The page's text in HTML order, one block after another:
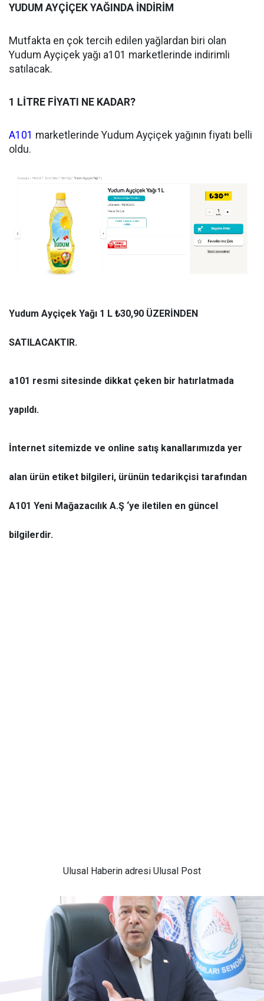
YUDUM AYÇİÇEK YAĞINDA İNDİRİM
Mutfakta en çok tercih edilen yağlardan biri olan
Yudum Ayçiçek yağı a101 marketlerinde indirimli
satılacak.
1 LİTRE FİYATI NE KADAR?
A101 marketlerinde Yudum Ayçiçek yağının fiyatı belli
oldu.
Yudum Ayçiçek Yağı 1 L ₺30,90 ÜZERİNDEN
SATILACAKTIR.
a101 resmi sitesinde dikkat çeken bir hatırlatmada
yapıldı.
İnternet sitemizde ve online satış kanallarımızda yer
alan ürün etiket bilgileri, ürünün tedarikçisi tarafından
A101 Yeni Mağazacılık A.Ş ‘ye iletilen en güncel
bilgilerdir.
Ulusal Haberin adresi Ulusal Post